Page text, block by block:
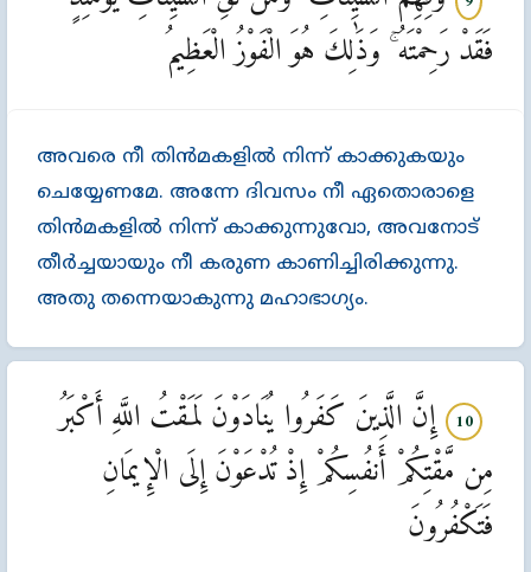
അവരെ നീ തിന്‍മകളില്‍ നിന്ന്‌ കാക്കുകയും
ചെയ്യേണമേ. അന്നേ ദിവസം നീ ഏതൊരാളെ
തിന്‍മകളില്‍ നിന്ന്‌ കാക്കുന്നുവോ, അവനോട്‌
തീര്‍ച്ചയായും നീ കരുണ കാണിച്ചിരിക്കുന്നു.
അതു തന്നെയാകുന്നു മഹാഭാഗ്യം.
فَقَدْ رَحِمْتَهُ ۚ وَذَٰلِكَ هُوَ الْفَوْزُ الْعَظِيمُ
10
إِنَّ الَّذِينَ كَفَرُوا يُنَادَوْنَ لَمَقْتُ اللَّهِ أَكْبَرُ
مِن مَّقْتِكُمْ أَنفُسِكُمْ إِذْ تُدْعَوْنَ إِلَى الْإِيمَانِ
فَتَكْفُرُونَ